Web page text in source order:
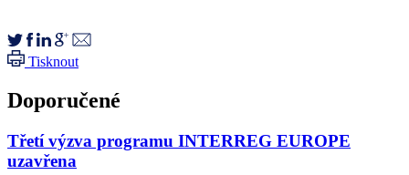
Tisknout
Doporučené
Třetí výzva programu INTERREG EUROPE
uzavřena